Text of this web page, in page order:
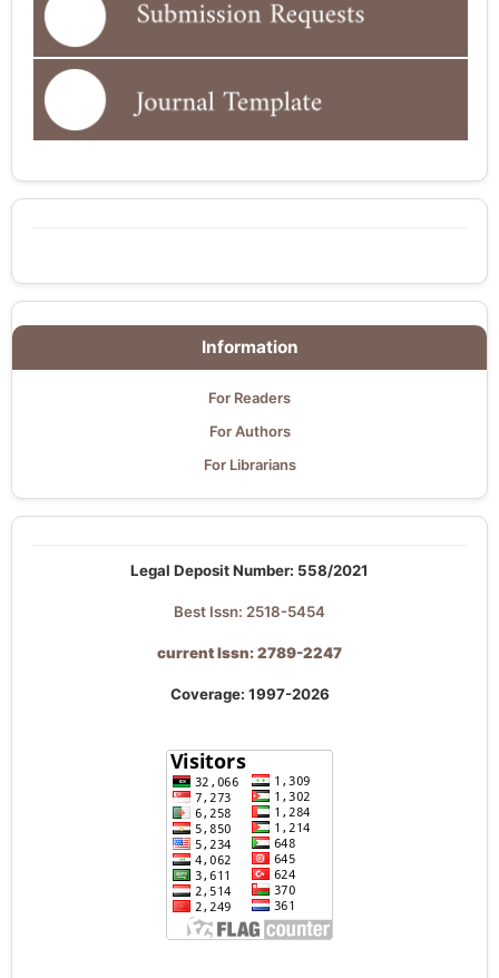
Information
For Readers
For Authors
For Librarians
Legal Deposit Number: 558/2021
Best Issn: 2518-5454
current Issn: 2789-2247
Coverage: 1997-2026